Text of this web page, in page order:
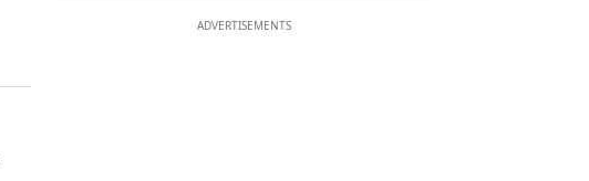
ADVERTISEMENTS